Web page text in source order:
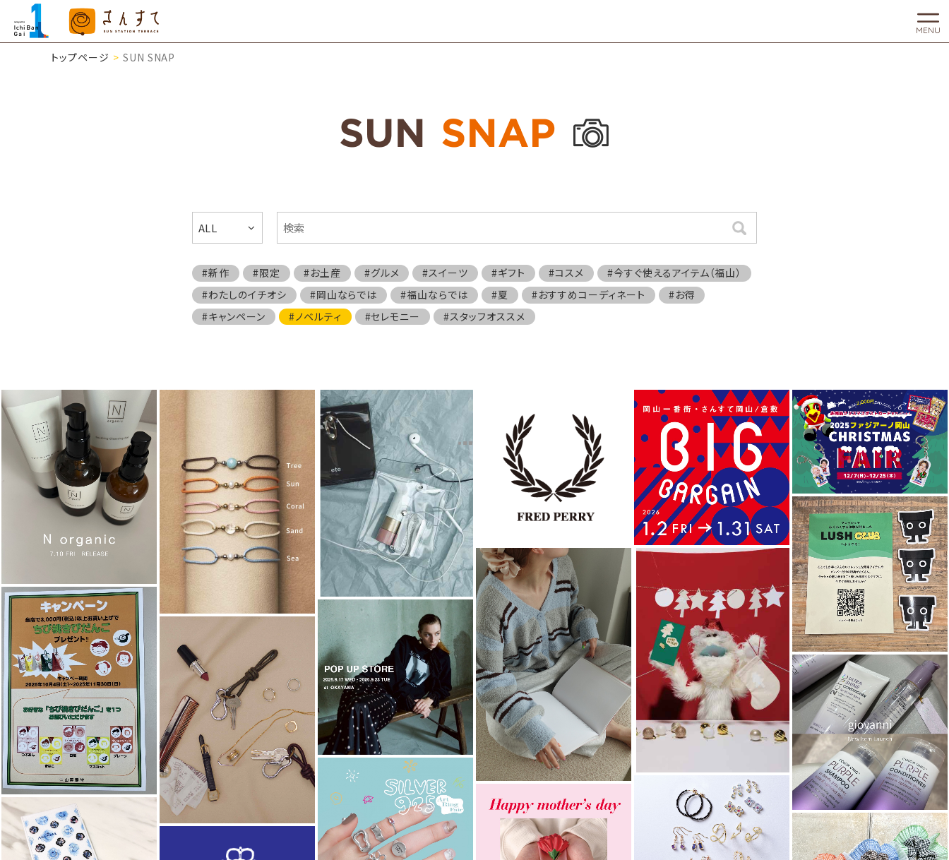
MENU
トップページ SUN SNAP
ALL 検索
#新作 #限定 #お土産 #グルメ #スイーツ #ギフト #コスメ
#今すぐ使えるアイテム（福山）
#わたしのイチオシ
#岡山ならでは #福山ならでは #夏 #おすすめコーディネート
#お得
#キャンペーン
#ノベルティ #セレモニー #スタッフオススメ